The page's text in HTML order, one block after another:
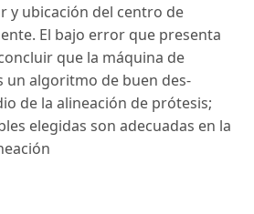
y ubicación del centro de
El bajo error que pre­senta
que la máquina de
un algoritmo de buen des­
de la alineación de prótesis;
elegidas son adecuadas en la